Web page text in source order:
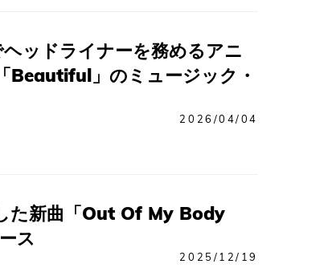
ッドライナーを務めるアニ
Beautiful」のミュージック・
2026/04/04
た新曲「Out Of My Body
ス
2025/12/19